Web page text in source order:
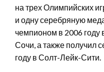
на трех Олимпийских
и одну серебряную
чемпионом в 2006 году
Сочи, а также получил
году в Солт-Лейк-Сити.